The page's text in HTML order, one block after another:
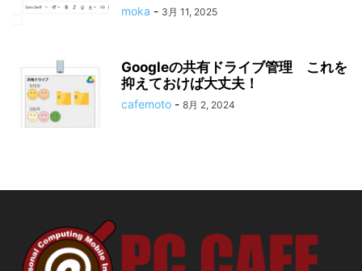
moka - 3月 11, 2025
Googleの共有ドライブ管理 これを
抑えておけば大丈夫！
cafemoto - 8月 2, 2024